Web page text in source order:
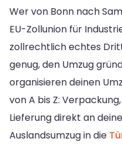
Wer von Bonn nach
EU-Zollunion für
zollrechtlich echtes
genug, den Umzug
organisieren deinen
von A bis Z: Verpackung,
Lieferung direkt an
Auslandsumzug in die